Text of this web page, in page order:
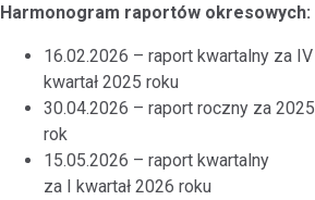
Harmonogram raportów okresowych:
16.02.2026 – raport kwartalny za IV
kwartał 2025 roku
30.04.2026 – raport roczny za 2025
rok
15.05.2026 – raport kwartalny
za I kwartał 2026 roku